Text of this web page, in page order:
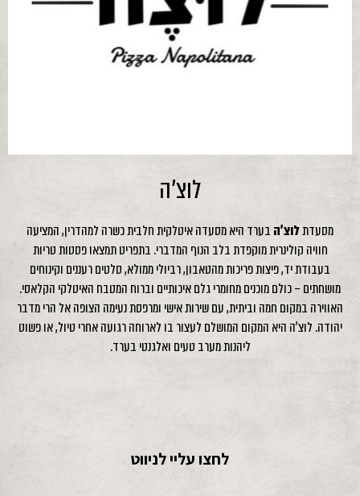
לוצ'ה
מסעדתלוצ'ה בערד היא מסעדה איטלקית חלבית כשרה למהדרין, המציעה
חוויה קולינרית מוקפדת בלב הנוף המדברי. בתפריט תמצאו פסטות טריות
בעבודת יד, פיצות פריכות מהטאבון, רביולי ממולא, סלטים רעננים וקינוחים
מושחתים – כולם מוכנים מחומרי גלם איכותיים וברוח המטבח האיטלקי הקלאסי.
האווירה במקום חמה וביתית, עם שירות אישי ומרפסת נעימה הצופה אל הרי מדבר
יהודה. לוצ'ה היא המקום המושלם לעצור בו לארוחה רגועה אחרי טיול, או פשוט
ליהנות מערב טעים ואלגנטי בערד.
לחצו עליי לניווט